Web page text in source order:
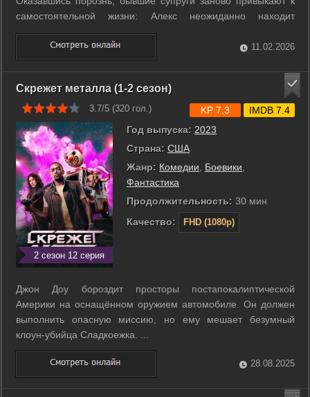
самостоятельной жизни: Алекс неожиданно находит
отдушину в комедийных выступлениях в клубах Нью-Йорка,
а бывшая спортсменка Тесс возвращается в волейбол в
качестве тренера. ...
11.02.2026
Скрежет металла (1-2 сезон)
3.7/5 (320 гол.)
2 сезон 12 серия
Год выпуска: 2023
Страна: США
Жанр: Комедии Боевики
Фантастика
Продолжительность: 30 мин
Качество:
FHD (1080p)
KP 7.3 IMDB 7.4
Джон Доу бороздит просторы постапокалиптической
Америки на оснащённом оружием автомобиле. Он должен
выполнить опасную миссию, но ему мешает безумный
клоун-убийца Сладкоежка. ...
28.08.2025